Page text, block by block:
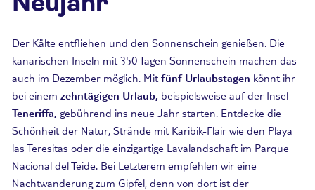
Der Kälte entfliehen und den Sonnenschein genießen. Die
kanarischen Inseln mit 350 Tagen Sonnenschein machen das
auch im Dezember möglich. Mit fünf Urlaubstagen könnt ihr
bei einem zehntägigen Urlaub, beispielsweise auf der Insel
Teneriffa, gebührend ins neue Jahr starten. Entdecke die
Schönheit der Natur, Strände mit Karibik-Flair wie den Playa
las Teresitas oder die einzigartige Lavalandschaft im Parque
Nacional del Teide. Bei Letzterem empfehlen wir eine
Nachtwanderung zum Gipfel, denn von dort ist der